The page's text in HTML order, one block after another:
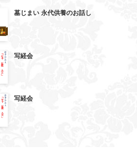
墓じまい 永代供養のお話し
写経会
写経会